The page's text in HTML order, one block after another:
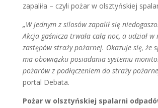
zapaliła – czyli pożar w olsztyńskiej
„W jednym z silosów zapalił się
Akcja gaśnicza trwała całą noc, a udział w
zastępów straży pożarnej. Okazuje się, że
ma obowiązku posiadania systemu
pożarów z podłączeniem do straży
portal Debata.
Pożar w olsztyńskiej spalarni